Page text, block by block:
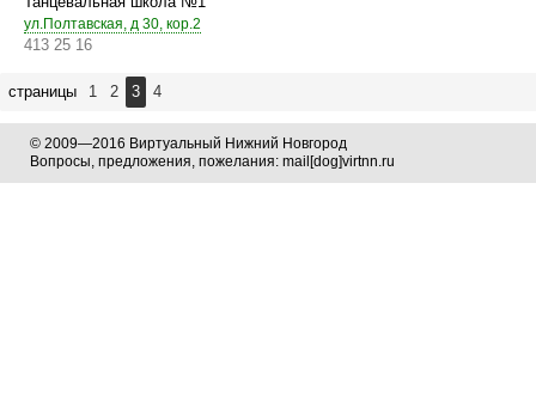
ул.Полтавская, д 30, кор.2
413 25 16
страницы 1 2 3 4
© 2009—2016 Виртуальный Нижний Новгород
Вопросы, предложения, пожелания: mail[dog]virtnn.ru